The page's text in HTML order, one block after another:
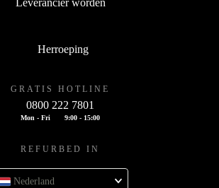
Leverancier worden
Herroeping
GRATIS HOTLINE
0800 222 7801
Mon - Fri 9:00 - 15:00
REFURBED IN
Nederland